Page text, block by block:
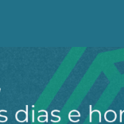
diante das
e da
pode ser
da perda